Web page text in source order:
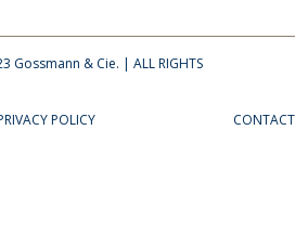
Gossmann & Cie. | ALL RIGHTS
POLICY CONTACT